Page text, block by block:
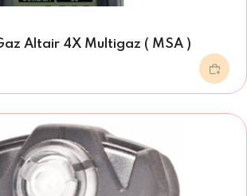
Altair 4X Multigaz ( MSA )